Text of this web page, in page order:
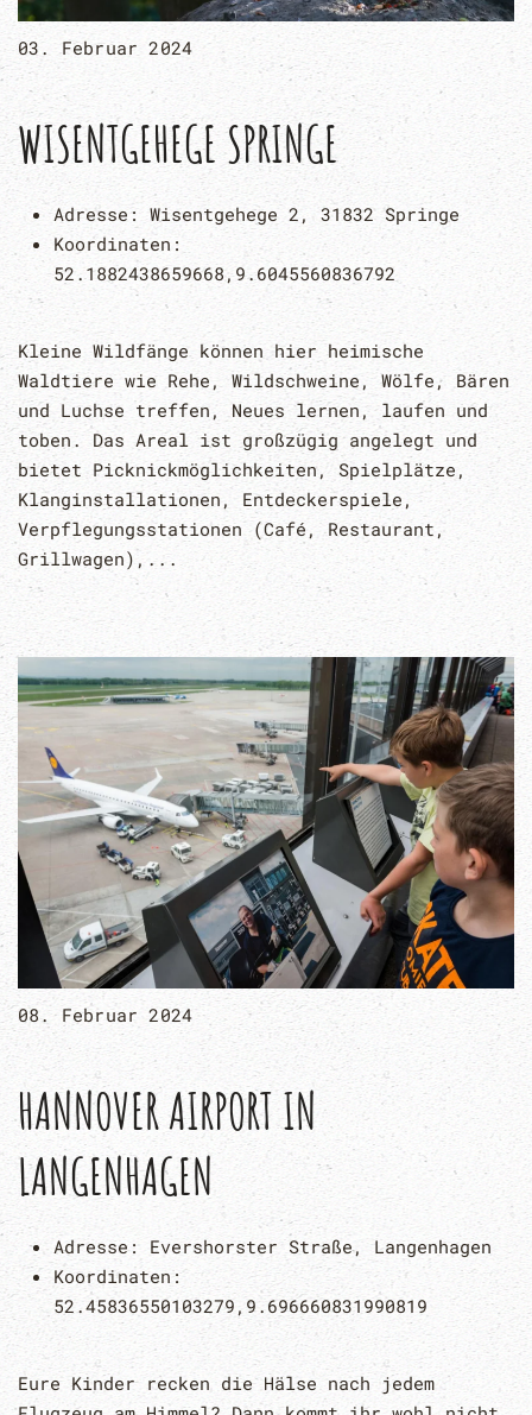
03. Februar 2024
WISENTGEHEGE SPRINGE
Adresse: Wisentgehege 2, 31832 Springe
Koordinaten:
52.1882438659668,9.6045560836792
Kleine Wildfänge können hier heimische
Waldtiere wie Rehe, Wildschweine, Wölfe, Bären
und Luchse treffen, Neues lernen, laufen und
toben. Das Areal ist großzügig angelegt und
bietet Picknickmöglichkeiten, Spielplätze,
Klanginstallationen, Entdeckerspiele,
Verpflegungsstationen (Café, Restaurant,
Grillwagen),...
08. Februar 2024
HANNOVER AIRPORT IN
LANGENHAGEN
Adresse: Evershorster Straße, Langenhagen
Koordinaten:
52.45836550103279,9.696660831990819
Eure Kinder recken die Hälse nach jedem